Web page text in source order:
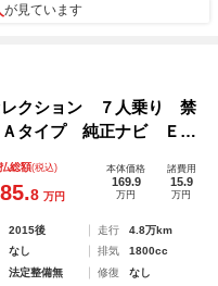
が見ています
レクション ７人乗り 禁
Ａタイプ 純正ナビ ＥＴ
ｈオーディオ フルセグ
７ＡＷ スマートキー
総額(税込)
8 万円
本体価格
169.9
万円
諸費用
15.9
万円
2015後 走行
4.8万km
なし 排気
1800cc
法定整備無 修復
なし